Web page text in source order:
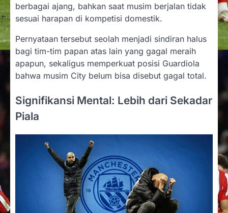
berbagai ajang, bahkan saat musim berjalan tidak
sesuai harapan di kompetisi domestik.
Pernyataan tersebut seolah menjadi sindiran halus
bagi tim-tim papan atas lain yang gagal meraih
apapun, sekaligus memperkuat posisi Guardiola
bahwa musim City belum bisa disebut gagal total.
Signifikansi Mental: Lebih dari Sekadar
Piala